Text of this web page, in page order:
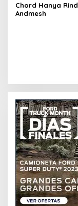
Chord Hanya
Andmesh